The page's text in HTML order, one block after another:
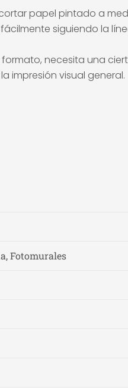
papel pintado a
siguiendo la
necesita una
impresión visual general.
Fotomurales